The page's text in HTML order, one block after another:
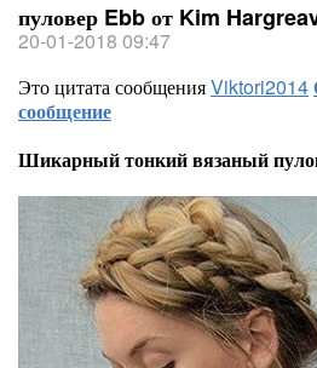
пуловер Ebb от Kim
20-01-2018 09:47
Это цитата сообщенияViktori2014
сообщение
Шикарный тонкий вязаный